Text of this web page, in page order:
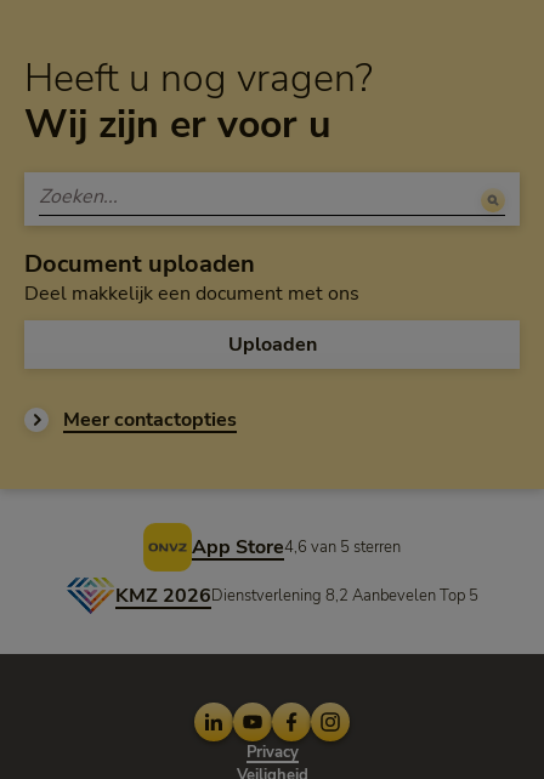
Heeft u nog vragen?
Wij zijn er voor u
Document uploaden
Deel makkelijk een document met ons
Uploaden
Meer contactopties
App Store4,6 van 5 sterren
KMZ 2026Dienstverlening 8,2 Aanbevelen Top 5
LinkedIn
YoutubeFacebook
Instagram
Privacy